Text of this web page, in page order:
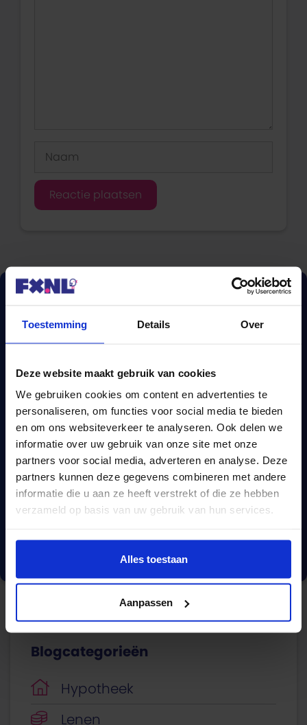
Toestemming Details Over
Deze website maakt gebruik van cookies
We gebruiken cookies om content en advertenties te
personaliseren, om functies voor social media te bieden
en om ons websiteverkeer te analyseren. Ook delen we
informatie over uw gebruik van onze site met onze
partners voor social media, adverteren en analyse. Deze
partners kunnen deze gegevens combineren met andere
informatie die u aan ze heeft verstrekt of die ze hebben
verzameld op basis van uw gebruik van hun services.
Alles toestaan
Aanpassen
Naam
Een complete
hypotheekvergelijking?
Wij vergelijken méér dan 670 hypotheken.
Vergelijk nu
Blogcategorieën
Hypotheek
Lenen